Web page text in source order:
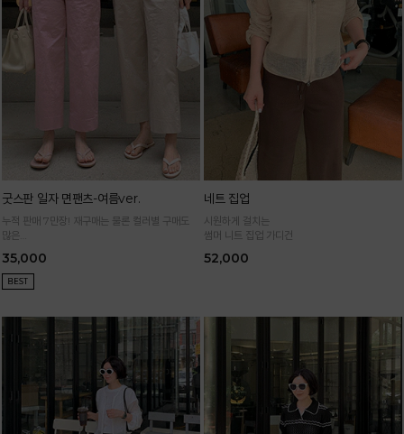
굿스판 일자 면팬츠-여름ver.
누적 판매 7만장! 재구매는 물론 컬러별 구매도
많은
35,000
네트 집업
시원하게 걸치는
썸머 니트 집업 가디건
52,000